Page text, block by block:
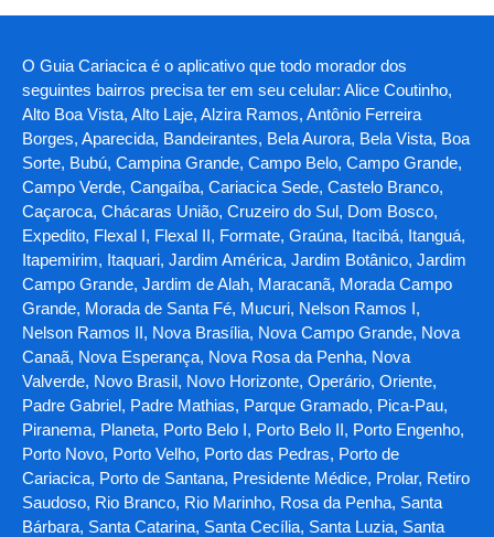
O Guia Cariacica é o aplicativo que todo morador dos
seguintes bairros precisa ter em seu celular: Alice Coutinho,
Alto Boa Vista, Alto Laje, Alzira Ramos, Antônio Ferreira
Borges, Aparecida, Bandeirantes, Bela Aurora, Bela Vista, Boa
Sorte, Bubú, Campina Grande, Campo Belo, Campo Grande,
Campo Verde, Cangaíba, Cariacica Sede, Castelo Branco,
Caçaroca, Chácaras União, Cruzeiro do Sul, Dom Bosco,
Expedito, Flexal I, Flexal II, Formate, Graúna, Itacibá, Itanguá,
Itapemirim, Itaquari, Jardim América, Jardim Botânico, Jardim
Campo Grande, Jardim de Alah, Maracanã, Morada Campo
Grande, Morada de Santa Fé, Mucuri, Nelson Ramos I,
Nelson Ramos II, Nova Brasília, Nova Campo Grande, Nova
Canaã, Nova Esperança, Nova Rosa da Penha, Nova
Valverde, Novo Brasil, Novo Horizonte, Operário, Oriente,
Padre Gabriel, Padre Mathias, Parque Gramado, Pica-Pau,
Piranema, Planeta, Porto Belo I, Porto Belo II, Porto Engenho,
Porto Novo, Porto Velho, Porto das Pedras, Porto de
Cariacica, Porto de Santana, Presidente Médice, Prolar, Retiro
Saudoso, Rio Branco, Rio Marinho, Rosa da Penha, Santa
Bárbara, Santa Catarina, Santa Cecília, Santa Luzia, Santa